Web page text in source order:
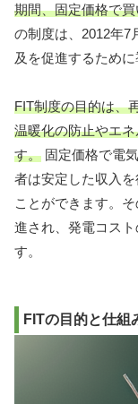
期間、固定価格で
の制度は、2012年7
及を促進するために
FIT制度の目的は、
温暖化の防止やエ
す。 固定価格で電
者は安定した収入
ことができます。
進され、発電コス
す。
FITの目的と仕組